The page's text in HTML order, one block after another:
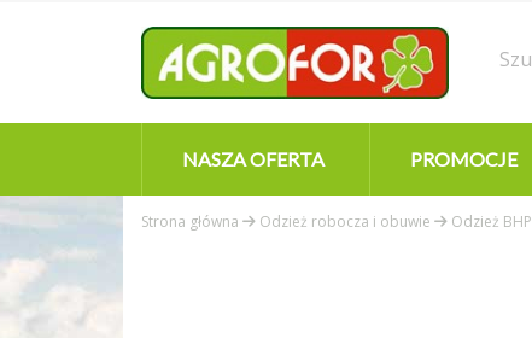
NASZA OFERTA PROMOCJE
Strona główna Odzież robocza i obuwie Odzież BHP